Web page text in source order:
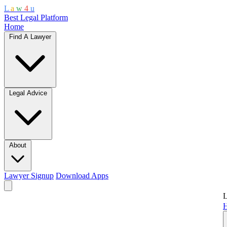
L a w 4 u
Best Legal Platform
Home
Find A Lawyer
Legal Advice
About
Lawyer Signup Download Apps